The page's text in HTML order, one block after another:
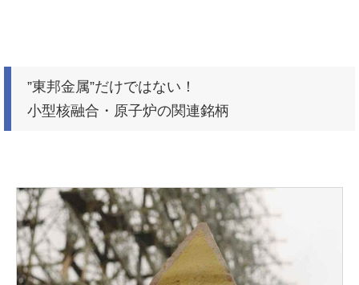
”東邦金属”だけではない！
小型核融合・原子炉の関連銘柄